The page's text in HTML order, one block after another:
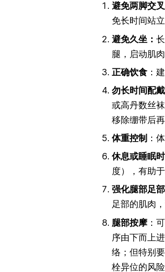
避免两脚交
免长时间站
避免久坐：
腿，启动肌
正确饮食 ：
勿长时间配
或高丹数丝
移除绷带后
体重控制 ：
休息或睡眠
度），有助
强化腿部足部
足部的肌肉
腿部按摩：
序由下而上
络；但特别
栓异位的风险